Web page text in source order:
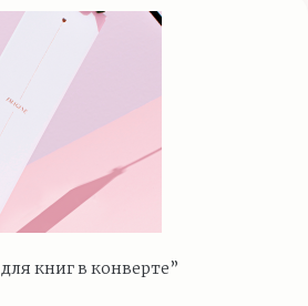
книг в конверте”